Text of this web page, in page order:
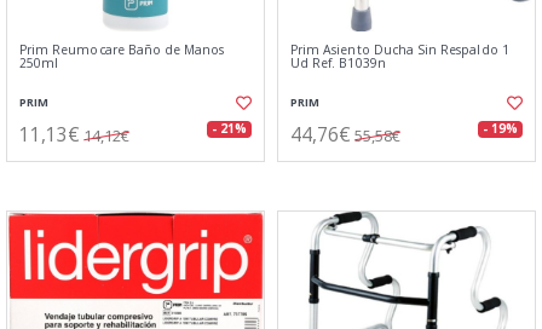
Prim Reumocare Baño de Manos
250ml
PRIM
11,13€ 14,12€ - 21%
Prim Asiento Ducha Sin Respaldo 1
Ud Ref. B1039n
PRIM
44,76€ 55,58€ - 19%